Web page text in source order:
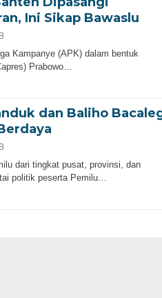
Ini Sikap Bawaslu
Kampanye (APK) dalam bentuk
Prabowo…
dan Baliho
dari tingkat pusat, provinsi, dan
politik peserta Pemilu…